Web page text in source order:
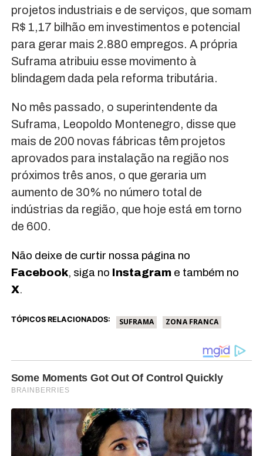
projetos industriais e de serviços, que somam
R$ 1,17 bilhão em investimentos e potencial
para gerar mais 2.880 empregos. A própria
Suframa atribuiu esse movimento à
blindagem dada pela reforma tributária.
No mês passado, o superintendente da
Suframa, Leopoldo Montenegro, disse que
mais de 200 novas fábricas têm projetos
aprovados para instalação na região nos
próximos três anos, o que geraria um
aumento de 30% no número total de
indústrias da região, que hoje está em torno
de 600.
Não deixe de curtir nossa página no
Facebook, siga no Instagrame também no
X.
TÓPICOS RELACIONADOS: SUFRAMA ZONA FRANCA